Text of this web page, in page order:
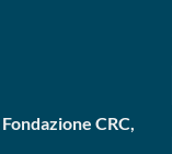
Fondazione CRC,